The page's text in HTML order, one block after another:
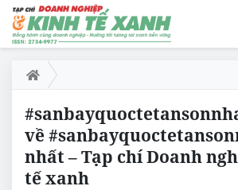
về
nhất – Tạp chí Doanh
tế xanh